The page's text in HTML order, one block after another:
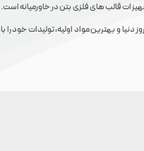
قالب های فلزی بتن در خاورمیانه است.
و بهترین مواد اولیه، تولیدات خود را با